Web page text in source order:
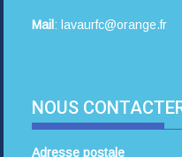
Mail : lavaurfc@orange.fr
NOUS
Adresse postale